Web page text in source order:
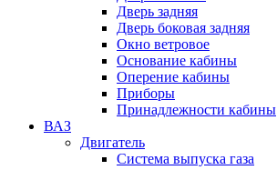
Дверь задняя
Дверь боковая задняя
Окно ветровое
Основание кабины
Оперение кабины
Приборы
Принадлежности кабины
ВАЗ
Двигатель
Система выпуска газа